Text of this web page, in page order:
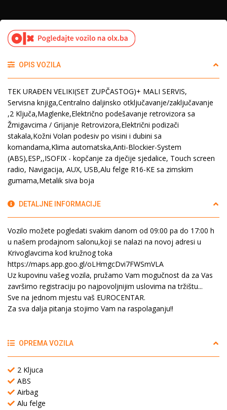
OPIS VOZILA
TEK URAĐEN VELIKI(SET ZUPČASTOG)+ MALI SERVIS,
Servisna knjiga,Centralno daljinsko otključavanje/zaključavanje
,2 Ključa,Maglenke,Električno podešavanje retrovizora sa
Žmigavcima / Grijanje Retrovizora,Električni podizači
stakala,Kožni Volan podesiv po visini i dubini sa
komandama,Klima automatska,Anti-Blockier-System
(ABS),ESP,,ISOFIX - kopčanje za dječije sjedalice, Touch screen
radio, Navigacija, AUX, USB,Alu felge R16-KE sa zimskim
gumama,Metalik siva boja
DETALJNE INFORMACIJE
Vozilo možete pogledati svakim danom od 09:00 pa do 17:00 h
u našem prodajnom salonu,koji se nalazi na novoj adresi u
Krivoglavcima kod kružnog toka
https://maps.app.goo.gl/oLHmgcDvi7FWSmVLA
Uz kupovinu vašeg vozila, pružamo Vam mogučnost da za Vas
završimo registraciju po najpovoljnijim uslovima na tržištu...
Sve na jednom mjestu vaš EUROCENTAR.
Za sva dalja pitanja stojimo Vam na raspolaganju!!
OPREMA VOZILA
2 Kljuca
ABS
Airbag
Alu felge